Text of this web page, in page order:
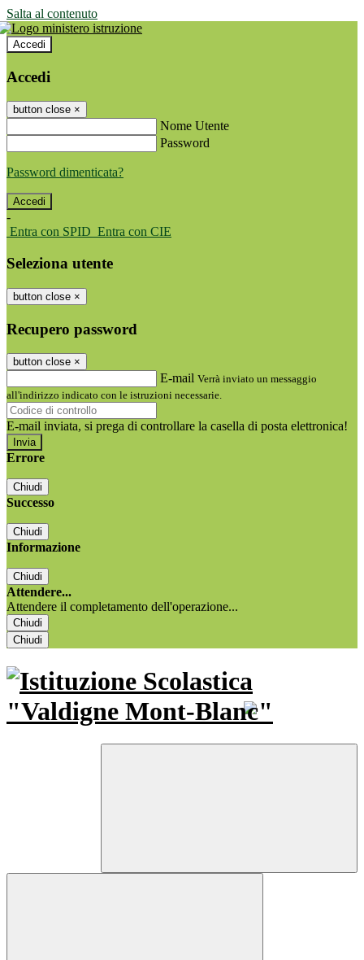
Salta al contenuto
Accedi
Accedi
button close ×
Nome Utente
Password
Password dimenticata?
-
Entra con SPID Entra con CIE
Seleziona utente
button close ×
Recupero password
button close ×
E-mail Verrà inviato un messaggio
all'indirizzo indicato con le istruzioni necessarie.
E-mail inviata, si prega di controllare la casella di posta elettronica!
Errore
Chiudi
Successo
Chiudi
Informazione
Chiudi
Attendere...
Attendere il completamento dell'operazione...
Chiudi
Chiudi